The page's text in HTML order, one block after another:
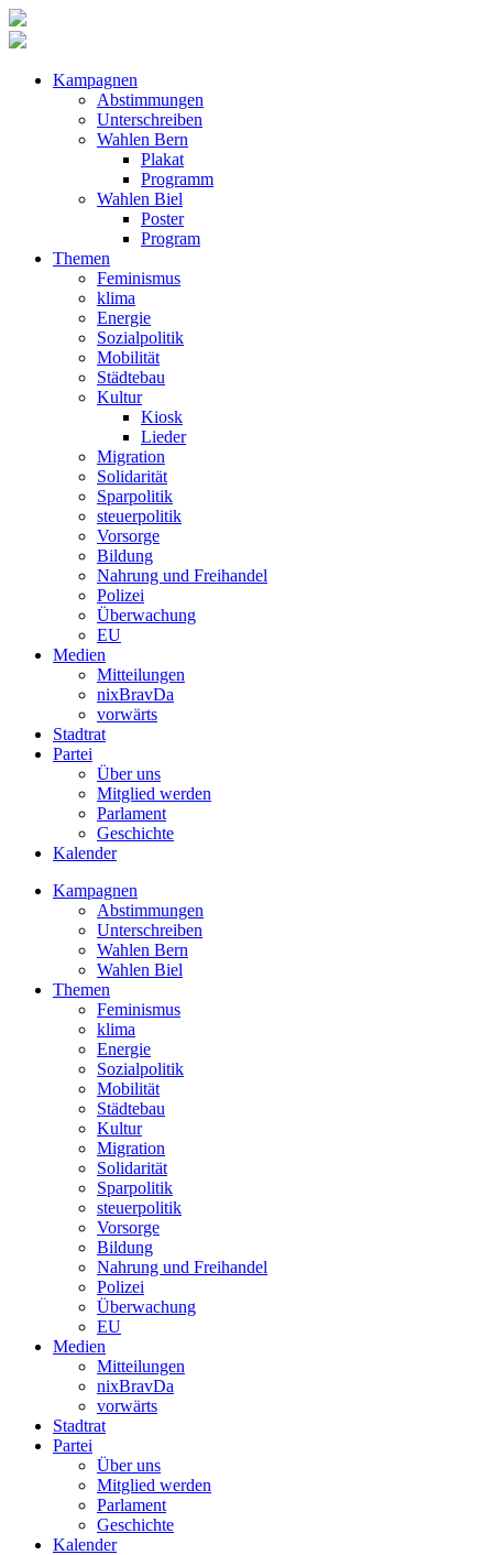
Kampagnen
Abstimmungen
Unterschreiben
Wahlen Bern
Plakat
Programm
Wahlen Biel
Poster
Program
Themen
Feminismus
klima
Energie
Sozialpolitik
Mobilität
Städtebau
Kultur
Kiosk
Lieder
Migration
Solidarität
Sparpolitik
steuerpolitik
Vorsorge
Bildung
Nahrung und Freihandel
Polizei
Überwachung
EU
Medien
Mitteilungen
nixBravDa
vorwärts
Stadtrat
Partei
Über uns
Mitglied werden
Parlament
Geschichte
Kalender
Kampagnen
Abstimmungen
Unterschreiben
Wahlen Bern
Wahlen Biel
Themen
Feminismus
klima
Energie
Sozialpolitik
Mobilität
Städtebau
Kultur
Migration
Solidarität
Sparpolitik
steuerpolitik
Vorsorge
Bildung
Nahrung und Freihandel
Polizei
Überwachung
EU
Medien
Mitteilungen
nixBravDa
vorwärts
Stadtrat
Partei
Über uns
Mitglied werden
Parlament
Geschichte
Kalender